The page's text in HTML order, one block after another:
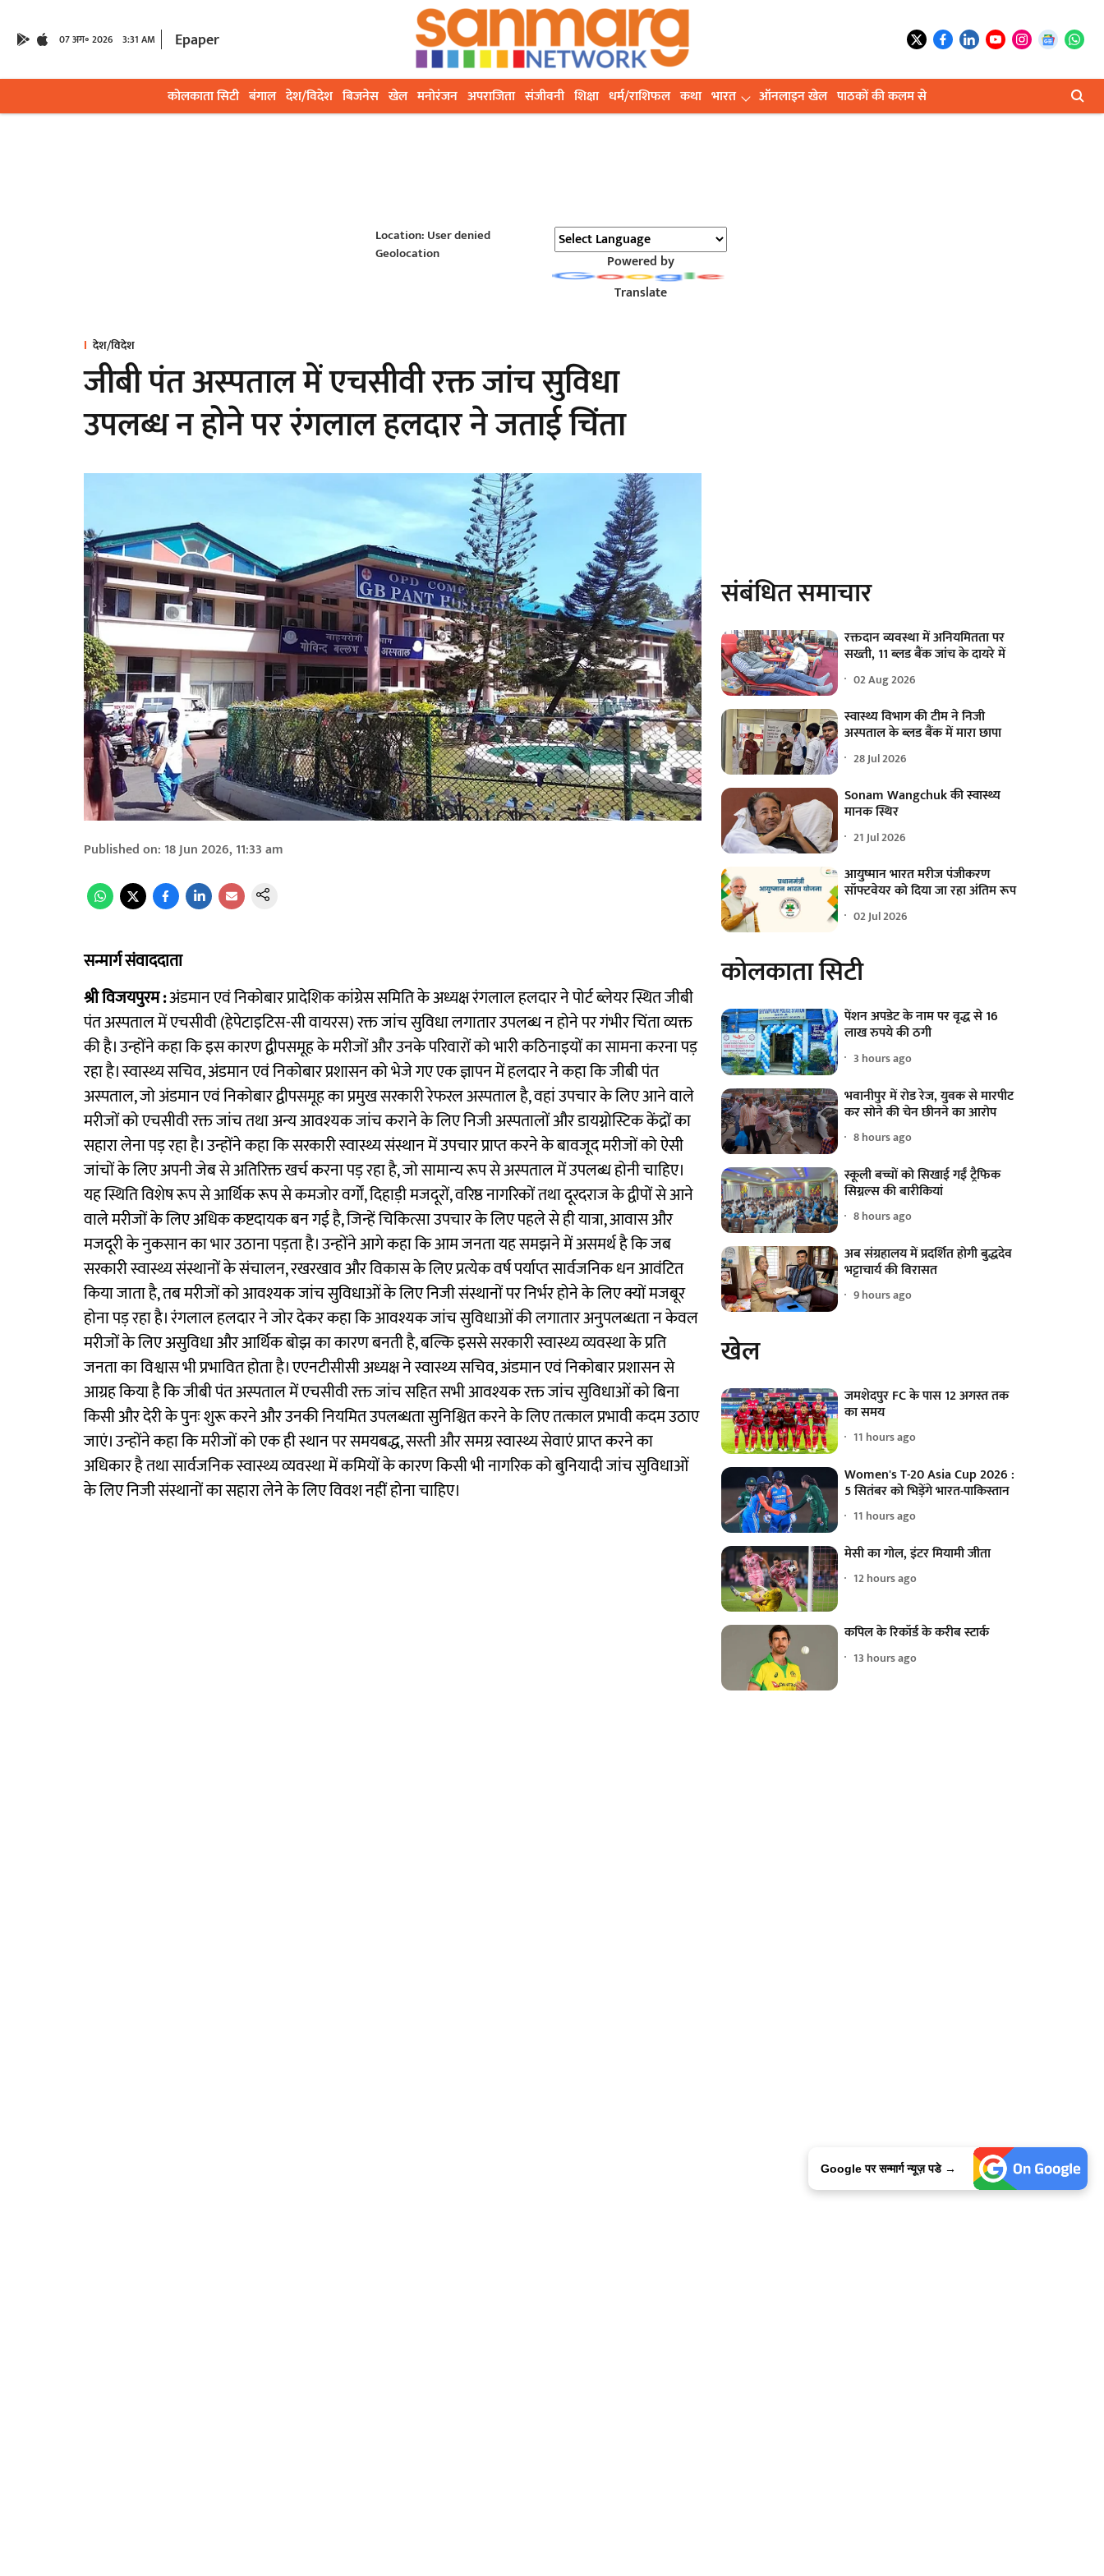
07 अग॰ 2026 3:31 AM Epaper
कोलकाता सिटी बंगाल देश/विदेश बिजनेस खेल मनोरंजन अपराजिता संजीवनी शिक्षा धर्म/राशिफल कथा भारत ऑनलाइन खेल पाठकों की कलम से
Location: User denied
Geolocation
Powered by
Translate
देश/विदेश
जीबी पंत अस्पताल में एचसीवी रक्त जांच सुविधा
उपलब्ध न होने पर रंगलाल हलदार ने जताई चिंता
Published on: 18 Jun 2026, 11:33 am
सन्मार्ग संवाददाता
श्री विजयपुरम :अंडमान एवं निकोबार प्रादेशिक कांग्रेस समिति के अध्यक्ष रंगलाल हलदार ने पोर्ट ब्लेयर स्थित जीबी
पंत अस्पताल में एचसीवी (हेपेटाइटिस-सी वायरस) रक्त जांच सुविधा लगातार उपलब्ध न होने पर गंभीर चिंता व्यक्त
की है। उन्होंने कहा कि इस कारण द्वीपसमूह के मरीजों और उनके परिवारों को भारी कठिनाइयों का सामना करना पड़
रहा है। स्वास्थ्य सचिव, अंडमान एवं निकोबार प्रशासन को भेजे गए एक ज्ञापन में हलदार ने कहा कि जीबी पंत
अस्पताल, जो अंडमान एवं निकोबार द्वीपसमूह का प्रमुख सरकारी रेफरल अस्पताल है, वहां उपचार के लिए आने वाले
मरीजों को एचसीवी रक्त जांच तथा अन्य आवश्यक जांच कराने के लिए निजी अस्पतालों और डायग्नोस्टिक केंद्रों का
सहारा लेना पड़ रहा है। उन्होंने कहा कि सरकारी स्वास्थ्य संस्थान में उपचार प्राप्त करने के बावजूद मरीजों को ऐसी
जांचों के लिए अपनी जेब से अतिरिक्त खर्च करना पड़ रहा है, जो सामान्य रूप से अस्पताल में उपलब्ध होनी चाहिए।
यह स्थिति विशेष रूप से आर्थिक रूप से कमजोर वर्गों, दिहाड़ी मजदूरों, वरिष्ठ नागरिकों तथा दूरदराज के द्वीपों से आने
वाले मरीजों के लिए अधिक कष्टदायक बन गई है, जिन्हें चिकित्सा उपचार के लिए पहले से ही यात्रा, आवास और
मजदूरी के नुकसान का भार उठाना पड़ता है। उन्होंने आगे कहा कि आम जनता यह समझने में असमर्थ है कि जब
सरकारी स्वास्थ्य संस्थानों के संचालन, रखरखाव और विकास के लिए प्रत्येक वर्ष पर्याप्त सार्वजनिक धन आवंटित
किया जाता है, तब मरीजों को आवश्यक जांच सुविधाओं के लिए निजी संस्थानों पर निर्भर होने के लिए क्यों मजबूर
होना पड़ रहा है। रंगलाल हलदार ने जोर देकर कहा कि आवश्यक जांच सुविधाओं की लगातार अनुपलब्धता न केवल
मरीजों के लिए असुविधा और आर्थिक बोझ का कारण बनती है, बल्कि इससे सरकारी स्वास्थ्य व्यवस्था के प्रति
जनता का विश्वास भी प्रभावित होता है। एएनटीसीसी अध्यक्ष ने स्वास्थ्य सचिव, अंडमान एवं निकोबार प्रशासन से
आग्रह किया है कि जीबी पंत अस्पताल में एचसीवी रक्त जांच सहित सभी आवश्यक रक्त जांच सुविधाओं को बिना
किसी और देरी के पुनः शुरू करने और उनकी नियमित उपलब्धता सुनिश्चित करने के लिए तत्काल प्रभावी कदम उठाए
जाएं। उन्होंने कहा कि मरीजों को एक ही स्थान पर समयबद्ध, सस्ती और समग्र स्वास्थ्य सेवाएं प्राप्त करने का
अधिकार है तथा सार्वजनिक स्वास्थ्य व्यवस्था में कमियों के कारण किसी भी नागरिक को बुनियादी जांच सुविधाओं
के लिए निजी संस्थानों का सहारा लेने के लिए विवश नहीं होना चाहिए।
संबंधित समाचार
रक्तदान व्यवस्था में अनियमितता पर
सख्ती, 11 ब्लड बैंक जांच के दायरे में
02 Aug 2026
स्वास्थ्य विभाग की टीम ने निजी
अस्पताल के ब्लड बैंक में मारा छापा
28 Jul 2026
Sonam Wangchuk की स्वास्थ्य
मानक स्थिर
21 Jul 2026
आयुष्मान भारत मरीज पंजीकरण
सॉफ्टवेयर को दिया जा रहा अंतिम रूप
02 Jul 2026
कोलकाता सिटी
पेंशन अपडेट के नाम पर वृद्ध से 16
लाख रुपये की ठगी
3 hours ago
भवानीपुर में रोड रेज, युवक से मारपीट
कर सोने की चेन छीनने का आरोप
8 hours ago
स्कूली बच्चों को सिखाई गईं ट्रैफिक
सिग्नल्स की बारीकियां
8 hours ago
अब संग्रहालय में प्रदर्शित होगी बुद्धदेव
भट्टाचार्य की विरासत
9 hours ago
खेल
जमशेदपुर FC के पास 12 अगस्त तक
का समय
11 hours ago
Women's T-20 Asia Cup 2026 :
5 सितंबर को भिड़ेंगे भारत-पाकिस्तान
11 hours ago
मेसी का गोल, इंटर मियामी जीता
12 hours ago
कपिल के रिकॉर्ड के करीब स्टार्क
13 hours ago
Google पर सन्मार्ग न्यूज़ पडे →